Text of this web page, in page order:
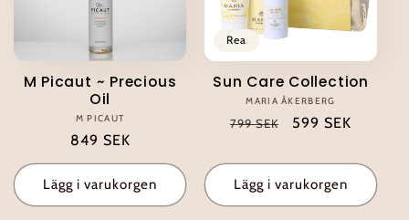
M Picaut ~ Precious
Oil
Säljare:
M PICAUT
Ordinarie
pris
849 SEK
Lägg i varukorgen
Rea
Sun Care Collection
Säljare:
MARIA ÅKERBERG
Ordinarie
799 SEK Försäljningspris
599 SEK
Lägg i varukorgen